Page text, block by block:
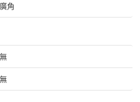
廣角
無
無